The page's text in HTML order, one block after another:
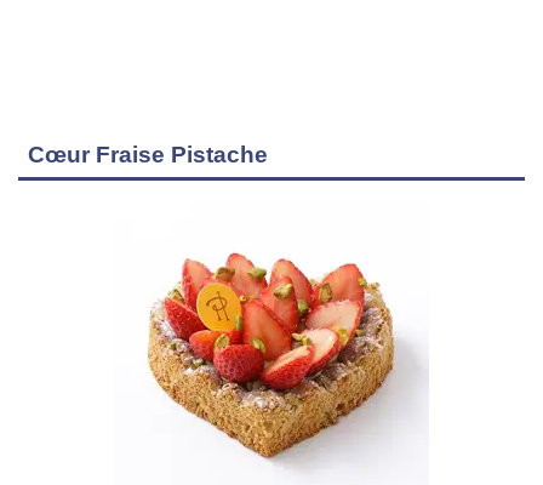
Cœur Fraise Pistache